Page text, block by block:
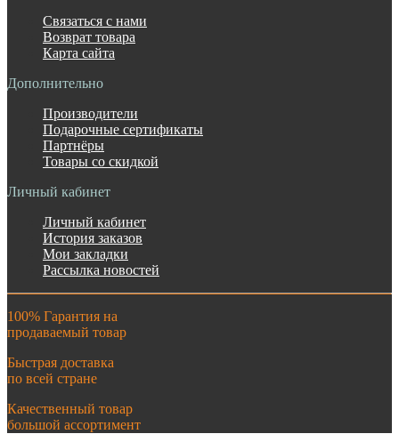
Связаться с нами
Возврат товара
Карта сайта
Дополнительно
Производители
Подарочные сертификаты
Партнёры
Товары со скидкой
Личный кабинет
Личный кабинет
История заказов
Мои закладки
Рассылка новостей
100% Гарантия на
продаваемый товар
Быстрая доставка
по всей стране
Качественный товар
большой ассортимент